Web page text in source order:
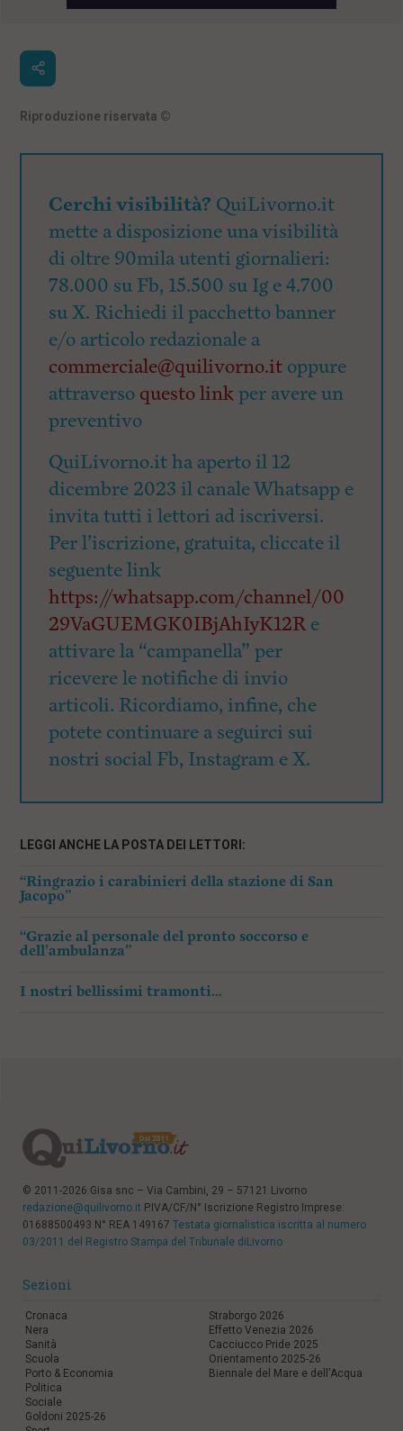
Riproduzione riservata ©
Cerchi visibilità? QuiLivorno.it
mette a disposizione una visibilità
di oltre 90mila utenti giornalieri:
78.000 su Fb, 15.500 su Ig e 4.700
su X. Richiedi il pacchetto banner
e/o articolo redazionale a
commerciale@quilivorno.it oppure
attraverso questo linkper avere un
preventivo
QuiLivorno.it ha aperto il 12
dicembre 2023 il canale Whatsapp e
invita tutti i lettori ad iscriversi.
Per l’iscrizione, gratuita, cliccate il
seguente link
https://whatsapp.com/channel/00
29VaGUEMGK0IBjAhIyK12Re
attivare la “campanella” per
ricevere le notifiche di invio
articoli. Ricordiamo, infine, che
potete continuare a seguirci sui
nostri social Fb, Instagram e X.
LEGGI ANCHE LA POSTA DEI LETTORI:
“Ringrazio i carabinieri della stazione di San
Jacopo”
“Grazie al personale del pronto soccorso e
dell’ambulanza”
I nostri bellissimi tramonti…
© 2011-2026 Gisa snc – Via Cambini, 29 – 57121 Livorno
redazione@quilivorno.it P.IVA/CF/N° Iscrizione Registro Imprese:
01688500493 N° REA 149167 Testata giornalistica iscritta al numero
03/2011 del Registro Stampa del Tribunale diLivorno
Sezioni
Cronaca
Nera
Sanità
Scuola
Porto & Economia
Politica
Sociale
Goldoni 2025-26
Straborgo 2026
Effetto Venezia 2026
Cacciucco Pride 2025
Orientamento 2025-26
Biennale del Mare e dell'Acqua